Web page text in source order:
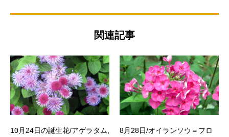
関連記事
10月24日の誕生花/アゲラタム,
8月28日/オイランソウ＝フロ